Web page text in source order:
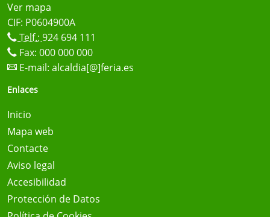
Ver mapa
CIF: P0604900A
Telf.: 924 694 111
Fax: 000 000 000
E-mail: alcaldia[@]feria.es
Enlaces
Inicio
Mapa web
Contacte
Aviso legal
Accesibilidad
Protección de Datos